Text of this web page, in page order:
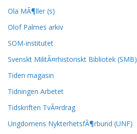
Ola MÃ¶ller (s)
Olof Palmes arkiv
SOM-institutet
Svenskt MilitÃ¤rhistoriskt Bibliotek (SMB)
Tiden magasin
Tidningen Arbetet
Tidskriften TvÃ¤rdrag
Ungdomens NykterhetsfÃ¶rbund (UNF)